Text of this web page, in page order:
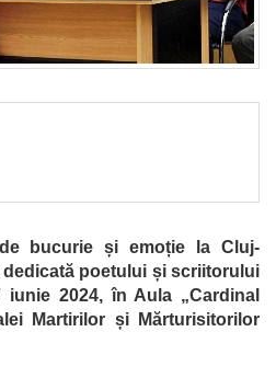
bucurie și emoție la Cluj-
dedicată poetului și scriitorului
2024, în Aula „Cardinal
Martirilor și Mărturisitorilor